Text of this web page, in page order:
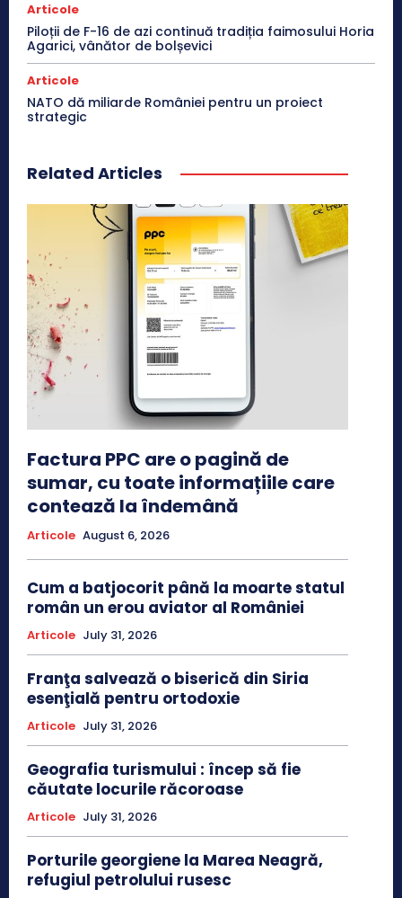
Articole
Piloții de F-16 de azi continuă tradiția faimosului Horia
Agarici, vânător de bolșevici
Articole
NATO dă miliarde României pentru un proiect
strategic
Related Articles
Factura PPC are o pagină de
sumar, cu toate informațiile care
contează la îndemână
Articole August 6, 2026
Cum a batjocorit până la moarte statul
român un erou aviator al României
Articole July 31, 2026
Franţa salvează o biserică din Siria
esenţială pentru ortodoxie
Articole July 31, 2026
Geografia turismului : încep să fie
căutate locurile răcoroase
Articole July 31, 2026
Porturile georgiene la Marea Neagră,
refugiul petrolului rusesc